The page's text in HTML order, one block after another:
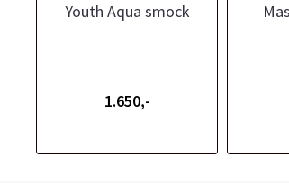
Youth Aqua smock
1.650,-